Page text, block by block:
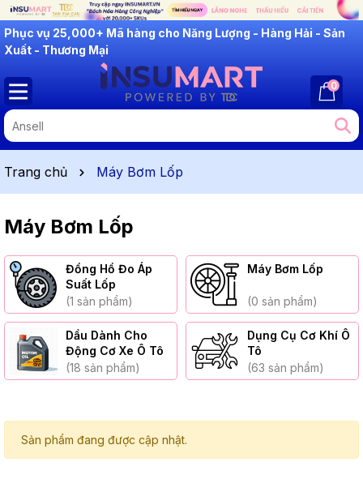
Phục vụ 25,000+ Mã hàng cho Năng Lượng - Hàng Hải - Sản
Xuất - Thương Mại
0
Trang chủ Máy Bơm Lốp
Máy Bơm Lốp
Đồng Hồ Đo Áp
Suất Lốp
(1 sản phẩm)
Máy Bơm Lốp
(0 sản phẩm)
Dầu Dành Cho
Động Cơ Xe Ô Tô
(18 sản phẩm)
Dụng Cụ Cơ Khí Ô
Tô
(63 sản phẩm)
Sản phẩm đang được cập nhật.